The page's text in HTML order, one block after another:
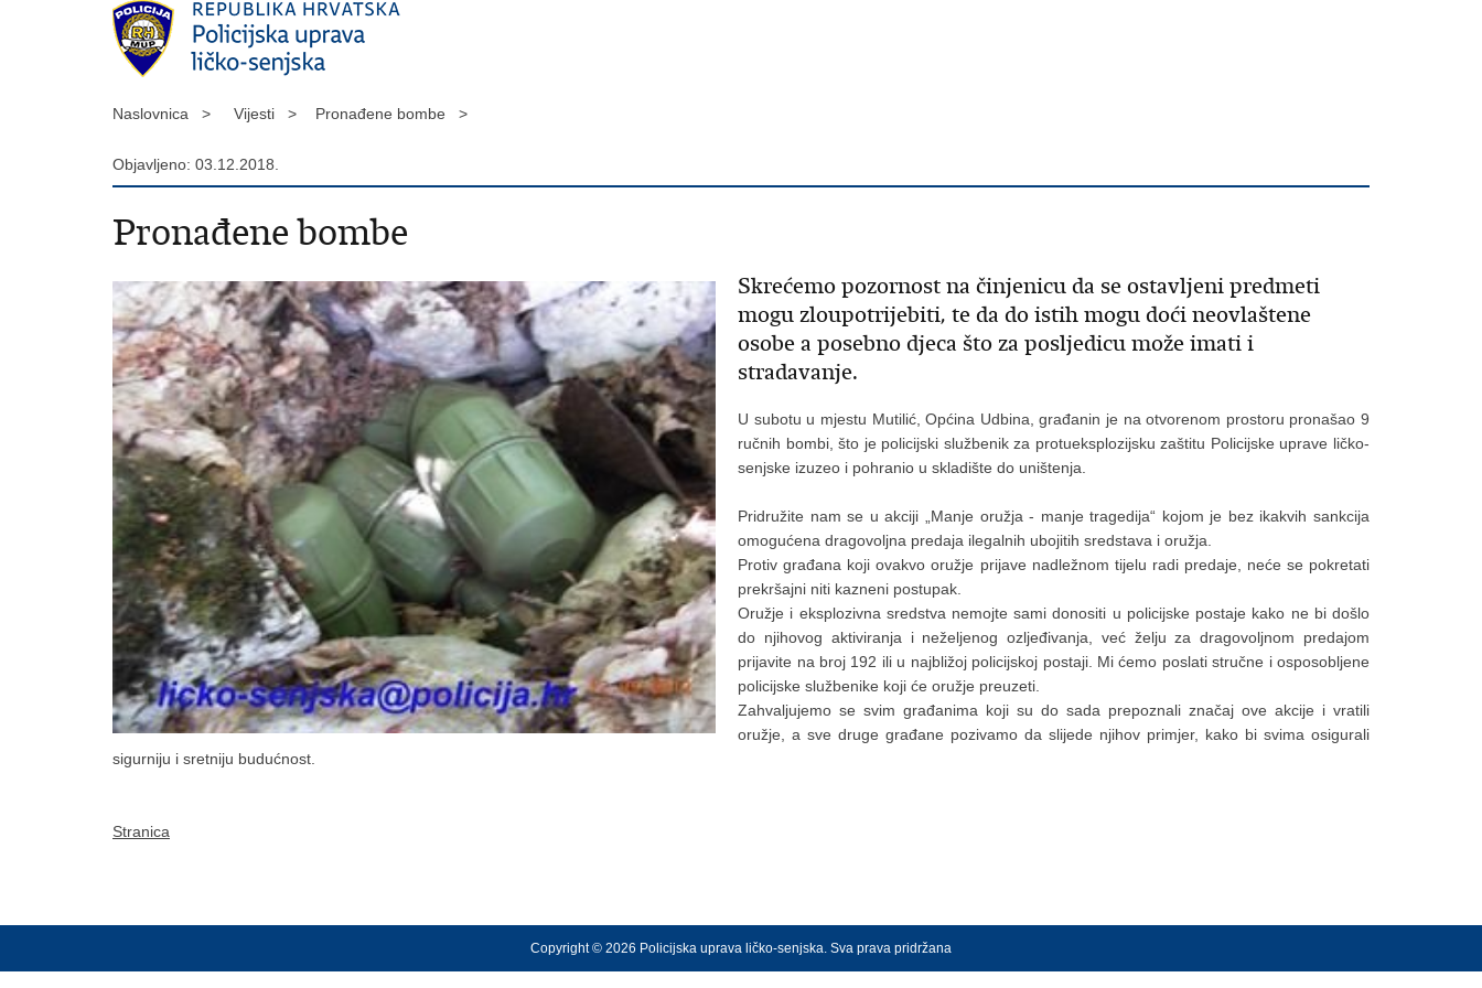
Naslovnica > Vijesti > Pronađene bombe >
Objavljeno: 03.12.2018.
Pronađene bombe
Skrećemo pozornost na činjenicu da se ostavljeni predmeti
mogu zloupotrijebiti, te da do istih mogu doći neovlaštene
osobe a posebno djeca što za posljedicu može imati i
stradavanje.
U subotu u mjestu Mutilić, Općina Udbina, građanin je na otvorenom prostoru pronašao 9
ručnih bombi, što je policijski službenik za protueksplozijsku zaštitu Policijske uprave ličko-
senjske izuzeo i pohranio u skladište do uništenja.
Pridružite nam se u akciji „Manje oružja - manje tragedija“ kojom je bez ikakvih sankcija
omogućena dragovoljna predaja ilegalnih ubojitih sredstava i oružja.
Protiv građana koji ovakvo oružje prijave nadležnom tijelu radi predaje, neće se pokretati
prekršajni niti kazneni postupak.
Oružje i eksplozivna sredstva nemojte sami donositi u policijske postaje kako ne bi došlo
do njihovog aktiviranja i neželjenog ozljeđivanja, već želju za dragovoljnom predajom
prijavite na broj 192 ili u najbližoj policijskoj postaji. Mi ćemo poslati stručne i osposobljene
policijske službenike koji će oružje preuzeti.
Zahvaljujemo se svim građanima koji su do sada prepoznali značaj ove akcije i vratili
oružje, a sve druge građane pozivamo da slijede njihov primjer, kako bi svima osigurali
sigurniju i sretniju budućnost.
Stranica
Copyright © 2026 Policijska uprava ličko-senjska. Sva prava pridržana